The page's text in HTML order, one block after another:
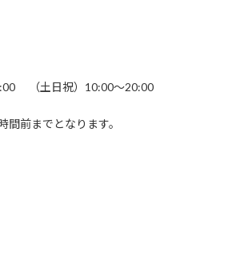
（土日祝）10:00～20:00
前までとなります。